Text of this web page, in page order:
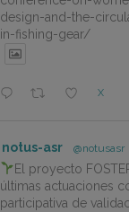
design-and-the-
in-fishing-gear/
X
notus-asr @notusasr
El proyecto
últimas actuaciones
participativa de